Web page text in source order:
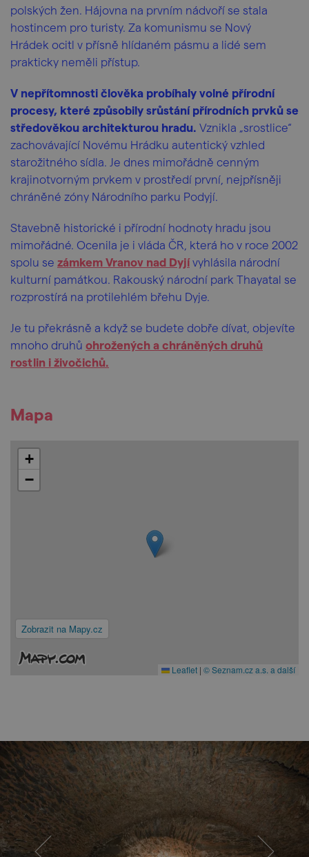
polských žen. Hájovna na prvním nádvoří se stala
hostincem pro turisty. Za komunismu se Nový
Hrádek ocitl v přísně hlídaném pásmu a lidé sem
prakticky neměli přístup.
V nepřítomnosti člověka probíhaly volné přírodní
procesy, které způsobily srůstání přírodních prvků se
středověkou architekturou hradu. Vznikla „srostlice“
zachovávající Novému Hrádku autentický vzhled
starožitného sídla. Je dnes mimořádně cenným
krajinotvorným prvkem v prostředí první, nejpřísněji
chráněné zóny Národního parku Podyjí.
Stavebně historické i přírodní hodnoty hradu jsou
mimořádné. Ocenila je i vláda ČR, která ho v roce 2002
spolu se zámkem Vranov nad Dyjívyhlásila národní
kulturní památkou. Rakouský národní park Thayatal se
rozprostírá na protilehlém břehu Dyje.
Je tu překrásně a když se budete dobře dívat, objevíte
mnoho druhů ohrožených a chráněných druhů
rostlin i živočichů.
Mapa
Zobrazit na Mapy.cz
+
−
Leaflet | © Seznam.cz a.s. a další